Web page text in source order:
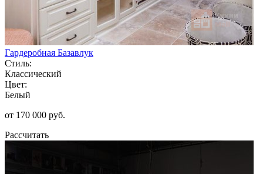
Гардеробная Базавлук
Стиль:
Классический
Цвет:
Белый
от 170 000 руб.
Рассчитать